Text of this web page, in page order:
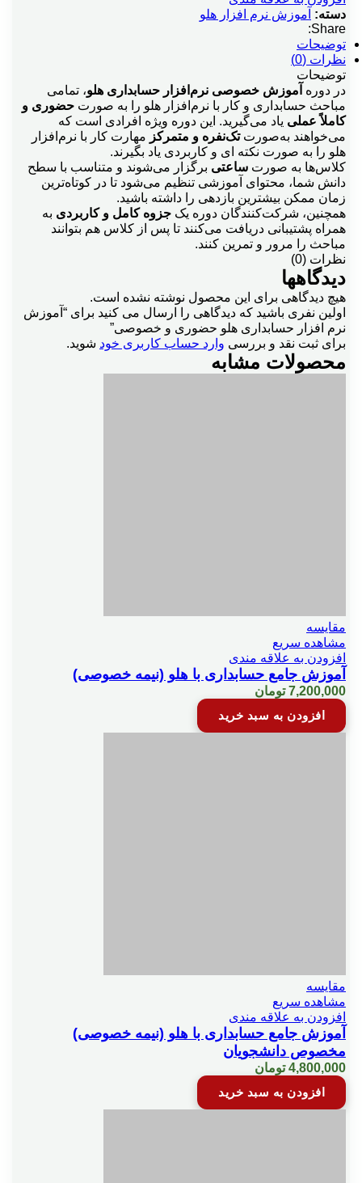
دسته: آموزش نرم افزار هلو
Share:
توضیحات
نظرات (0)
توضیحات
در دوره آموزش خصوصی نرم‌افزار حسابداری هلو، تمامی
مباحث حسابداری و کار با نرم‌افزار هلو را به صورت حضوری و
کاملاً عملی یاد می‌گیرید. این دوره ویژه افرادی است که
می‌خواهند به‌صورتتک‌نفره و متمرکز مهارت کار با نرم‌افزار
هلو را به صورت نکته ای و کاربردی یاد بگیرند.
کلاس‌ها به صورت ساعتی برگزار می‌شوند و متناسب با سطح
دانش شما، محتوای آموزشی تنظیم می‌شود تا در کوتاه‌ترین
زمان ممکن بیشترین بازدهی را داشته باشید.
همچنین، شرکت‌کنندگان دوره یک جزوه کامل و کاربردی به
همراه پشتیبانی دریافت می‌کنند تا پس از کلاس هم بتوانند
مباحث را مرور و تمرین کنند.
نظرات (0)
دیدگاهها
هیچ دیدگاهی برای این محصول نوشته نشده است.
اولین نفری باشید که دیدگاهی را ارسال می کنید برای “آموزش
نرم افزار حسابداری هلو حضوری و خصوصی”
برای ثبت نقد و بررسی وارد حساب کاربری خود شوید.
محصولات مشابه
مقایسه
مشاهده سریع
افزودن به علاقه مندی
آموزش جامع حسابداری با هلو (نیمه خصوصی)
7,200,000 تومان
افزودن به سبد خرید
مقایسه
مشاهده سریع
افزودن به علاقه مندی
آموزش جامع حسابداری با هلو (نیمه خصوصی)
مخصوص دانشجویان
4,800,000 تومان
افزودن به سبد خرید